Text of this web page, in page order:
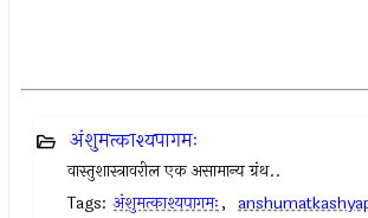
अंशुमत्काश्यपागमः
वास्तुशास्त्रावरील एक असामान्य ग्रंथ..
Tags: अंशुमत्काश्यपागमः,